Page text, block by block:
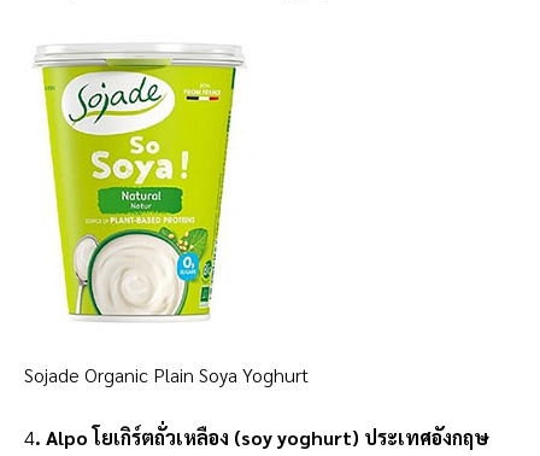
Sojade Organic Plain Soya Yoghurt
4. Alpo โยเกิร์ตถั่วเหลือง (soy yoghurt) ประเทศอังกฤษ